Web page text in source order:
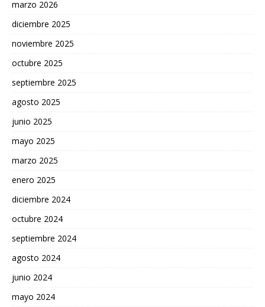
marzo 2026
diciembre 2025
noviembre 2025
octubre 2025
septiembre 2025
agosto 2025
junio 2025
mayo 2025
marzo 2025
enero 2025
diciembre 2024
octubre 2024
septiembre 2024
agosto 2024
junio 2024
mayo 2024